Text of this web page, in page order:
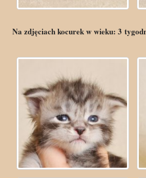
Na zdjęciach kocurek w wieku: 3